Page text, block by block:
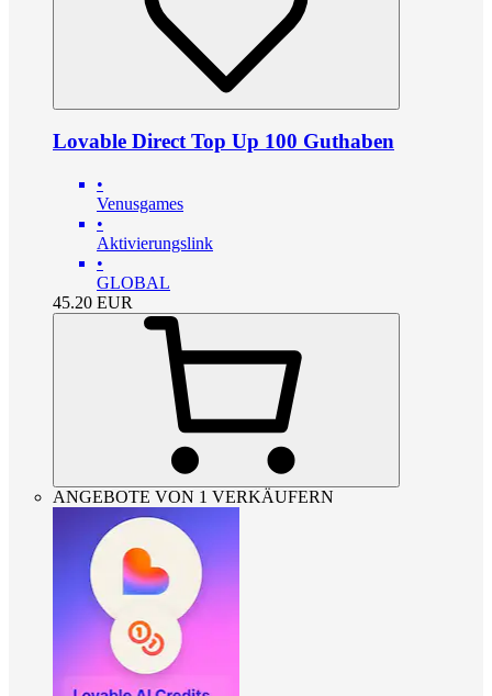
Lovable Direct Top Up 100 Guthaben
•
Venusgames
•
Aktivierungslink
•
GLOBAL
45.20 EUR
ANGEBOTE VON 1 VERKÄUFERN